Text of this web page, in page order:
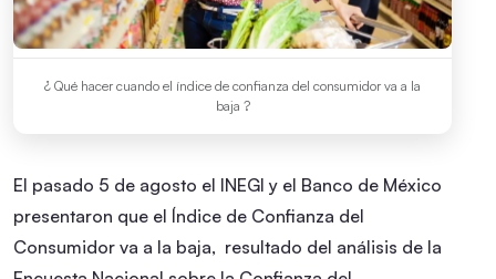
¿ Qué hacer cuando el índice de confianza del consumidor va a la
baja ?
El pasado 5 de agosto el INEGI y el Banco de México
presentaron que el Índice de Confianza del
Consumidor va a la baja, resultado del análisis de la